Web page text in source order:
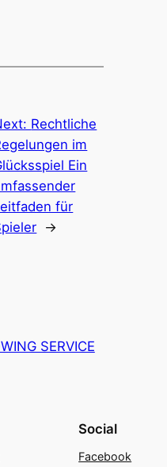
Rechtliche
im
Ein
für
→
SERVICE
Social
Facebook